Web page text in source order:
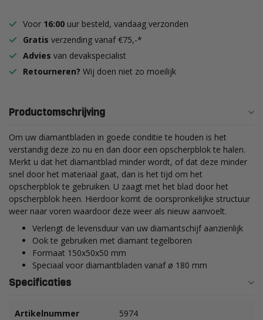
Voor 16:00 uur besteld, vandaag verzonden
Gratis verzending vanaf €75,-*
Advies van devakspecialist
Retourneren? Wij doen niet zo moeilijk
Productomschrijving
Om uw diamantbladen in goede conditie te houden is het
verstandig deze zo nu en dan door een opscherpblok te halen.
Merkt u dat het diamantblad minder wordt, of dat deze minder
snel door het materiaal gaat, dan is het tijd om het
opscherpblok te gebruiken. U zaagt met het blad door het
opscherpblok heen. Hierdoor komt de oorspronkelijke structuur
weer naar voren waardoor deze weer als nieuw aanvoelt.
Verlengt de levensduur van uw diamantschijf aanzienlijk
Ook te gebruiken met diamant tegelboren
Formaat 150x50x50 mm
Speciaal voor diamantbladen vanaf ø 180 mm
Specificaties
Artikelnummer 5974